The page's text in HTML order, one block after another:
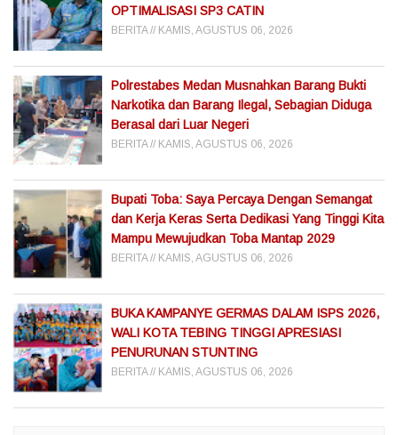
OPTIMALISASI SP3 CATIN
BERITA KAMIS, AGUSTUS 06, 2026
Polrestabes Medan Musnahkan Barang Bukti
Narkotika dan Barang Ilegal, Sebagian Diduga
Berasal dari Luar Negeri
BERITA KAMIS, AGUSTUS 06, 2026
Bupati Toba: Saya Percaya Dengan Semangat
dan Kerja Keras Serta Dedikasi Yang Tinggi Kita
Mampu Mewujudkan Toba Mantap 2029
BERITA KAMIS, AGUSTUS 06, 2026
BUKA KAMPANYE GERMAS DALAM ISPS 2026,
WALI KOTA TEBING TINGGI APRESIASI
PENURUNAN STUNTING
BERITA KAMIS, AGUSTUS 06, 2026